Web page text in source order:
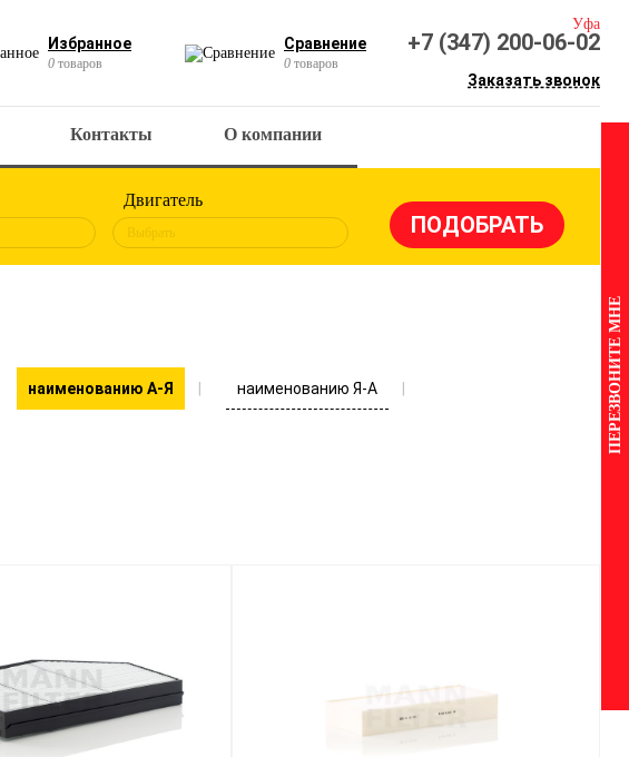
Избранное
0 товаров
Сравнение
0 товаров
Уфа
+7 (347) 200-06-02
Заказать звонок
Контакты О компании
Двигатель
Выбрать
наименованию А-Я наименованию Я-А ПЕРЕЗВОНИТЕ МНЕ